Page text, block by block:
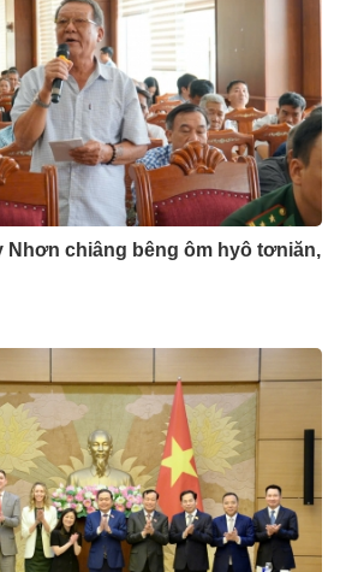
Nhơn chiâng bêng ôm hyô tơniăn,